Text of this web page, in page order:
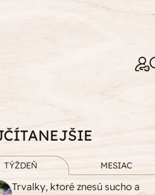
TÝŽDEŇ MESIAC
Trvalky, ktoré znesú sucho a